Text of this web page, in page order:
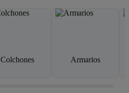
Colchones Armarios